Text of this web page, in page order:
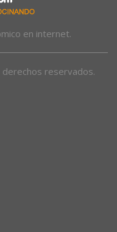
en internet.
reservados.